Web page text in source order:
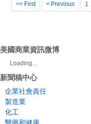
<< First < Previous 1
美國商業資訊微博
Loading...
新聞稿中心
企業社會責任
製造業
化工